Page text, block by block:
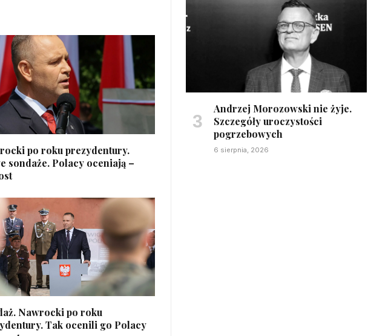
po roku prezydentury.
sondaże. Polacy oceniają –
Nawrocki po roku
Tak ocenili go Polacy
Andrzej Morozowski nie żyje.
Szczegóły uroczystości
pogrzebowych
6 sierpnia, 2026